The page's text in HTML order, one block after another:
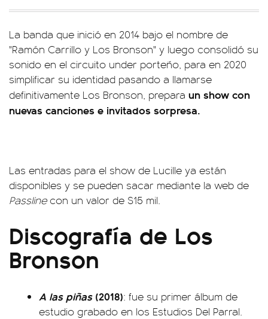
La banda que inició en 2014 bajo el nombre de
"Ramón Carrillo y Los Bronson" y luego consolidó su
sonido en el circuito under porteño, para en 2020
simplificar su identidad pasando a llamarse
definitivamente Los Bronson, prepara un show con
nuevas canciones e invitados sorpresa.
Las entradas para el show de Lucille ya están
disponibles y se pueden sacar mediante la web de
Passlinecon un valor de $15 mil.
Discografía de Los
Bronson
A las piñas(2018): fue su primer álbum de
estudio grabado en los Estudios Del Parral.